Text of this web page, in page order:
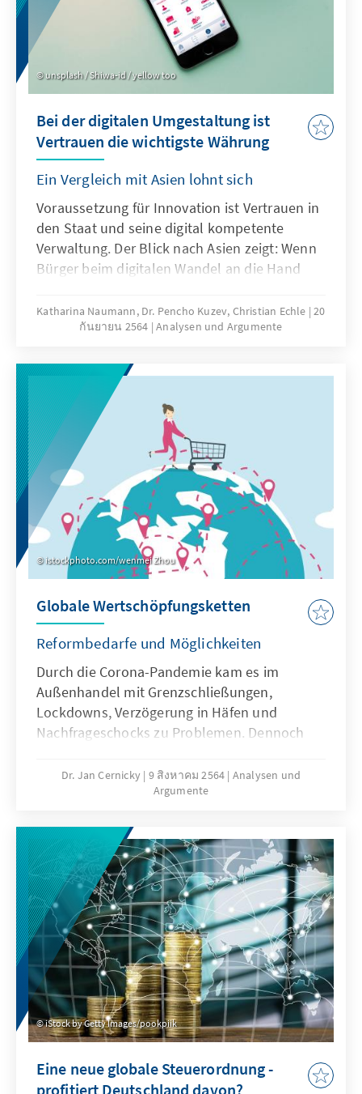
unsplash / Shiwa-id / yellow too
Bei der digitalen Umgestaltung ist
Vertrauen die wichtigste Währung
Ein Vergleich mit Asien lohnt sich
Voraussetzung für Innovation ist Vertrauen in
den Staat und seine digital kompetente
Verwaltung. Der Blick nach Asien zeigt: Wenn
Bürger beim digitalen Wandel an die Hand
Verwaltungs- und Dienstleistungsplattformen
zur Verfügung stehen, ist der Grundstein für
entscheidende Rolle spielen die Einbindung
von Zivilgesellschaft und Wirtschaft und die
Nutzung von Open Data.
Katharina Naumann, Dr. Pencho Kuzev, Christian Echle 20
กันยายน 2564 Analysen und Argumente
istockphoto.com/wenmei Zhou
Globale Wertschöpfungsketten
Reformbedarfe und Möglichkeiten
Durch die Corona-Pandemie kam es im
Außenhandel mit Grenzschließungen,
Lockdowns, Verzögerung in Häfen und
Nachfrageschocks zu Problemen. Dennoch
dieser Ausnahmesituation an global
vernetzter Produktion fest. Ganz offenbar ist
Produktionsprozessen über
Wertschöpfungsketten für die deutsche
Wirtschaft deutlich größer als die Risiken.
Dr. Jan Cernicky 9 สิงหาคม 2564 Analysen und
Argumente
iStock by Getty Images/pookpiik
Eine neue globale Steuerordnung -
profitiert Deutschland davon?